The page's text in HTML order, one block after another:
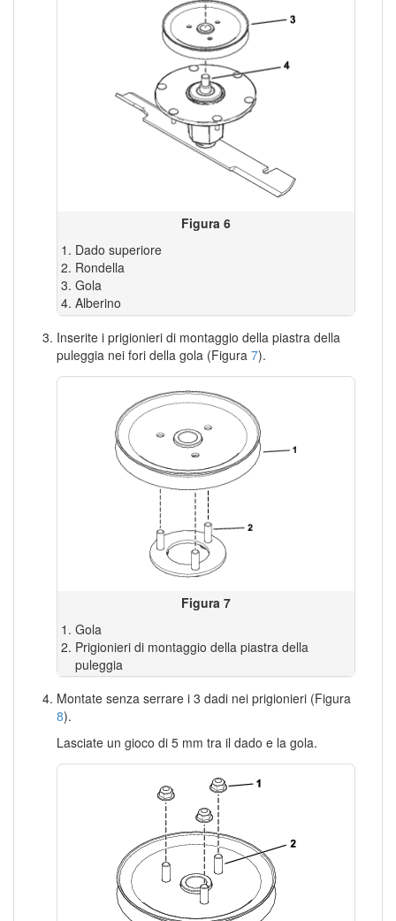
Figura 6
Dado superiore
Rondella
Gola
Alberino
Inserite i prigionieri di montaggio della piastra della
puleggia nei fori della gola (Figura 7).
Figura 7
Gola
Prigionieri di montaggio della piastra della
puleggia
Montate senza serrare i 3 dadi nei prigionieri (Figura
8).
Lasciate un gioco di 5 mm tra il dado e la gola.